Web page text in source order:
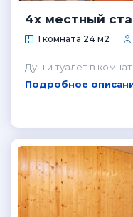
4х местный
1 комната 24 м2
Душ и туалет в
Подробное